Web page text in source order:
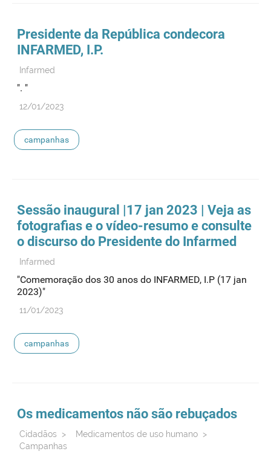
Presidente da República condecora
INFARMED, I.P.
Infarmed
". "
12/01/2023
campanhas
Sessão inaugural |17 jan 2023 | Veja as
fotografias e o vídeo-resumo e consulte
o discurso do Presidente do Infarmed
Infarmed
"Comemoração dos 30 anos do INFARMED, I.P (17 jan
2023)"
11/01/2023
campanhas
Os medicamentos não são rebuçados
Cidadãos > Medicamentos de uso humano >
Campanhas